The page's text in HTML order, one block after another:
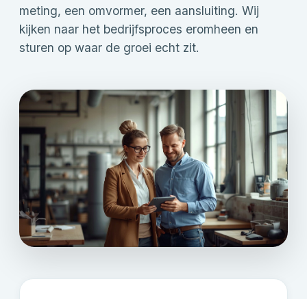
meting, een omvormer, een aansluiting. Wij
kijken naar het bedrijfsproces eromheen en
sturen op waar de groei echt zit.